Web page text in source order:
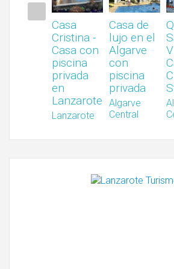
Casa
Cristina -
Casa con
piscina
privada
en
Lanzarote
Lanzarote
Casa de
lujo en el
Algarve
con
piscina
privada
Algarve
Central